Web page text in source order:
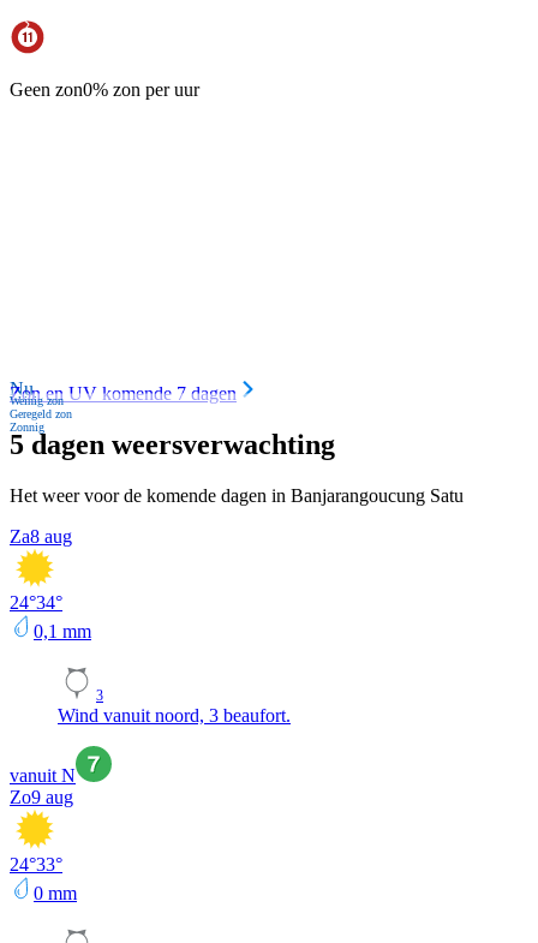
Geen zon0% zon per uur
Nu
Weinig zon
Geregeld zon
Zonnig
Zon en UV komende 7 dagen
5 dagen weersverwachting
Het weer voor de komende dagen in Banjarangoucung Satu
Za8 aug
24°34°
0,1 mm
3
Wind vanuit noord, 3 beaufort.
vanuit N
Zo9 aug
24°33°
0 mm